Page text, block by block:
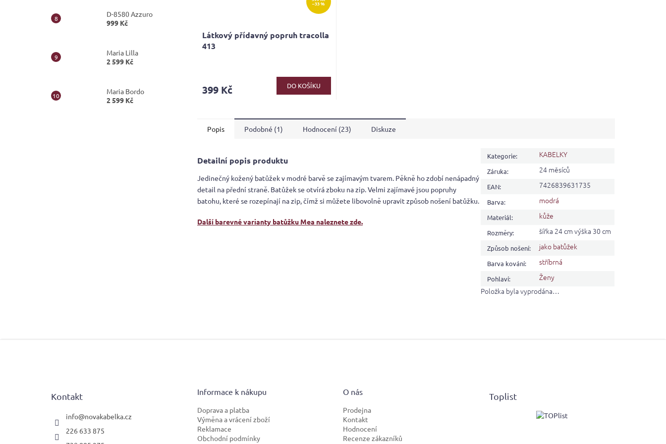
D-8580 Azzuro
999 Kč
Maria Lilla
2 599 Kč
Maria Bordo
2 599 Kč
–33 %
Látkový přídavný popruh tracolla
413
399 Kč DO KOŠÍKU
Popis Podobné (1) Hodnocení (23) Diskuze
Detailní popis produktu
Jedinečný kožený batůžek v modré barvě se zajímavým tvarem. Pěkně ho zdobí nenápadný
detail na přední straně. Batůžek se otvírá zboku na zip. Velmi zajímavé jsou popruhy
batohu, které se rozepínají na zip, čímž si můžete libovolně upravit způsob nošení batůžku.
Další barevné varianty batůžku Mea naleznete zde.
Kategorie: KABELKY
Záruka: 24 měsíců
EAN: 7426839631735
Barva: modrá
Materiál: kůže
Rozměry: šířka 24 cm výška 30 cm
Způsob nošení: jako batůžek
Barva kování: stříbrná
Pohlaví:
Ženy
Položka byla vyprodána…
Kontakt
info@novakabelka.cz
226 633 875
Informace k nákupu
Doprava a platba
Výměna a vrácení zboží
Reklamace
Obchodní podmínky
O nás
Prodejna
Kontakt
Hodnocení
Recenze zákazníků
Toplist